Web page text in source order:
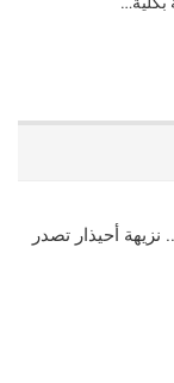
نزيهة أحيذار تصدر